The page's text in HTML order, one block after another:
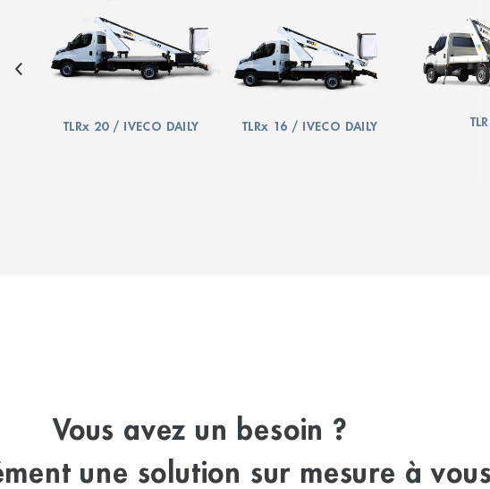
TLRx 20 / IVECO DAILY TLRx 16 / IVECO DAILY
Vous avez un besoin ?
une solution sur mesure à